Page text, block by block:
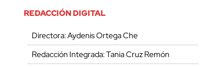
REDACCIÓN DIGITAL
Directora: Aydenis Ortega Che
Redacción Integrada: Tania Cruz Remón